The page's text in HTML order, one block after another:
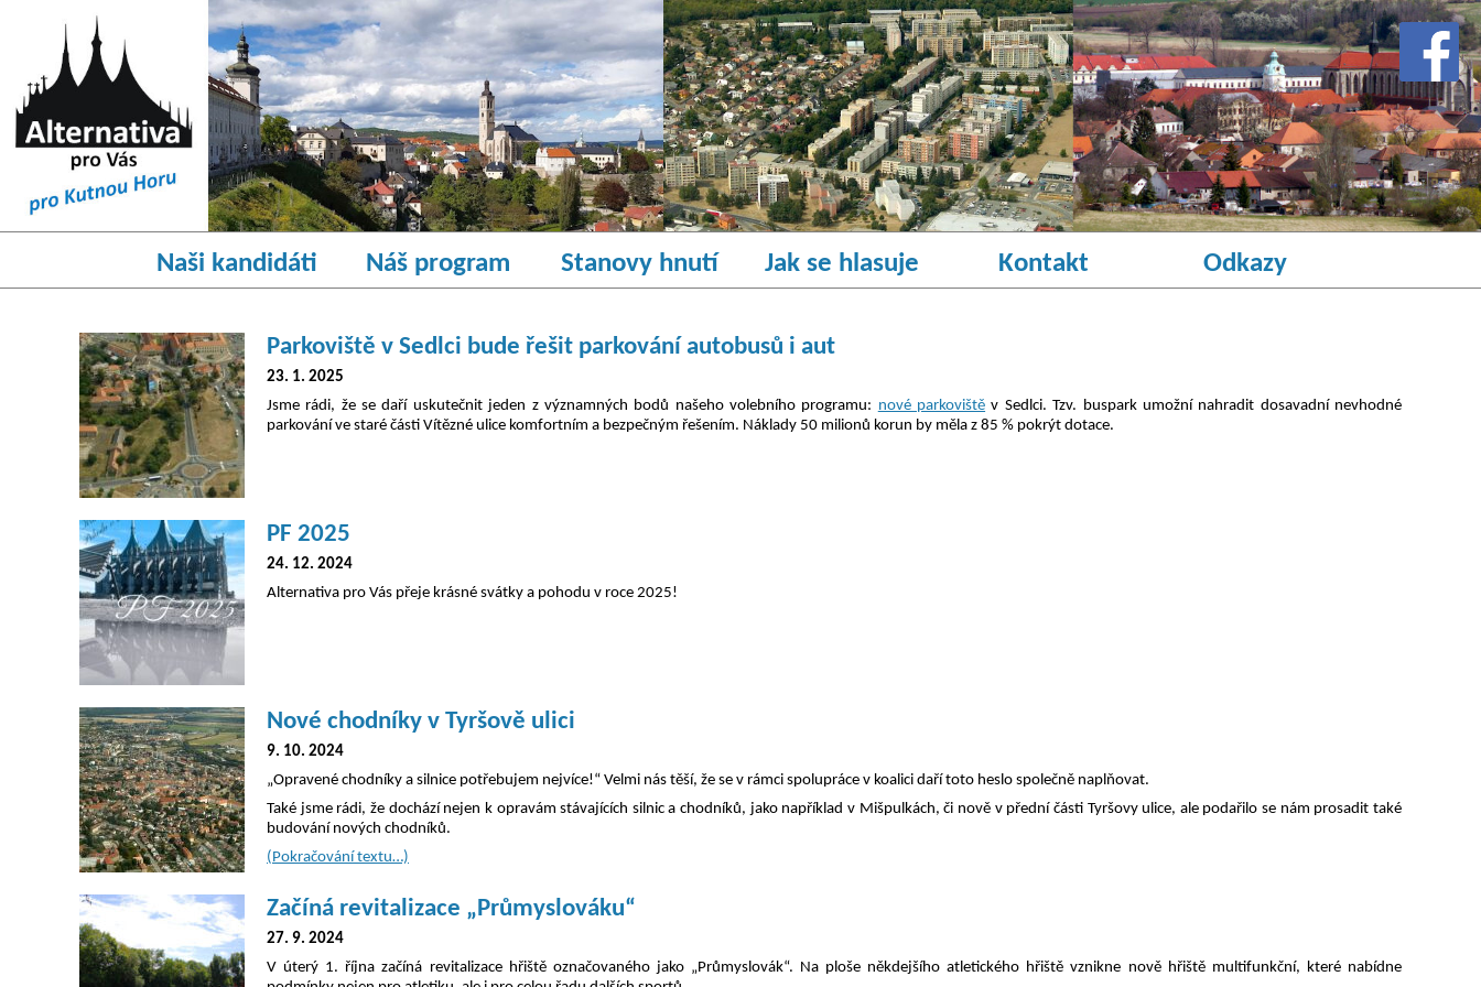
Naši kandidáti Náš program Stanovy hnutí Jak se hlasuje Kontakt Odkazy
Parkoviště v Sedlci bude řešit parkování autobusů i aut
23. 1. 2025
Jsme rádi, že se daří uskutečnit jeden z významných bodů našeho volebního programu: nové parkoviště v Sedlci. Tzv. buspark umožní nahradit dosavadní nevhodné
parkování ve staré části Vítězné ulice komfortním a bezpečným řešením. Náklady 50 milionů korun by měla z 85 % pokrýt dotace.
PF 2025
24. 12. 2024
Alternativa pro Vás přeje krásné svátky a pohodu v roce 2025!
Nové chodníky v Tyršově ulici
9. 10. 2024
„Opravené chodníky a silnice potřebujem nejvíce!“ Velmi nás těší, že se v rámci spolupráce v koalici daří toto heslo společně naplňovat.
Také jsme rádi, že dochází nejen k opravám stávajících silnic a chodníků, jako například v Mišpulkách, či nově v přední části Tyršovy ulice, ale podařilo se nám prosadit také
budování nových chodníků.
(Pokračování textu…)
Začíná revitalizace „Průmyslováku“
27. 9. 2024
V úterý 1. října začíná revitalizace hřiště označovaného jako „Průmyslovák“. Na ploše někdejšího atletického hřiště vznikne nově hřiště multifunkční, které nabídne